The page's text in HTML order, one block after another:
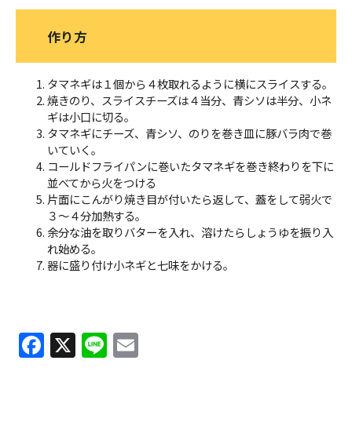
作り方
タマネギは１個から４枚取れるように横にスライスする。
焼きのり、スライスチーズは４当分、青シソは半分、小ネ
ギは小口に切る。
タマネギにチーズ、青シソ、のりを巻き皿に豚バラ肉で巻
いていく。
コールドフライパンに巻いたタマネギを巻き終わりを下に
並べてから火をつける
片面にこんがり焼き目が付いたら返して、蓋をして弱火で
３～４分加熱する。
余分な油を取りバターを入れ、溶けたらしょうゆを振り入
れ始める。
器に盛り付け小ネギと七味をかける。
F
a
X Li
n